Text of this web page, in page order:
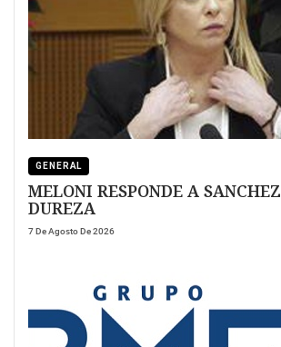
GENERAL
MELONI RESPONDE A SANCHEZ CON
DUREZA
7 De Agosto De 2026